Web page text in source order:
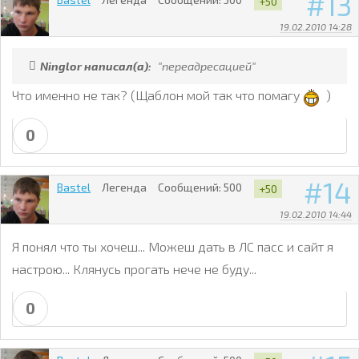
19.02.2010 14:28
Ninglor написал(а): "переадресацией"
Что именно не так? (Щаблон мой так что помагу )
0
14
19.02.2010 14:44
Bastel Легенда Сообщений: 500 +50
Я понял что ты хочеш... Можеш дать в ЛС пасс и сайт я
настрою... Клянусь прогать нече не буду...
0